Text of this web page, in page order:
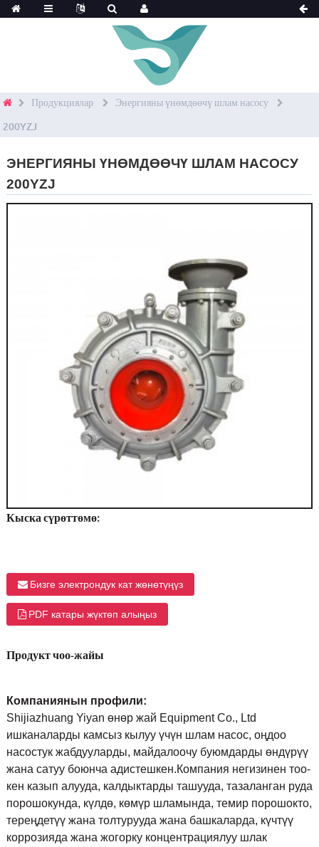
Продукциялар Энергияны үнөмдөөчү шлам насосу
200YZJ
ЭНЕРГИЯНЫ ҮНӨМДӨӨЧҮ ШЛАМ НАСОСУ
200YZJ
Кыска сүрөттөмө:
Бизге электрондук кат жөнөтүңүз
PDF катары жүктөп алыңыз
Продукт чоо-жайы
Компаниянын профили:
Shijiazhuang Yiyan өнөр жай Equipment Co., Ltd
ишканаларды камсыз кылуу үчүн шлам насос, оңдоо
насостук жабдууларды, майдалоочу буюмдарды өндүрүү
жана сатуу боюнча адистешкен.Компания негизинен тоо-
кен казып алууда, калдыктарды ташууда, тазаланган руда
порошокунда, күлдө, көмүр шламында, темир порошокто,
тереңдетүү жана толтурууда жана башкаларда, күчтүү
коррозияда жана жогорку концентрациялуу шлак